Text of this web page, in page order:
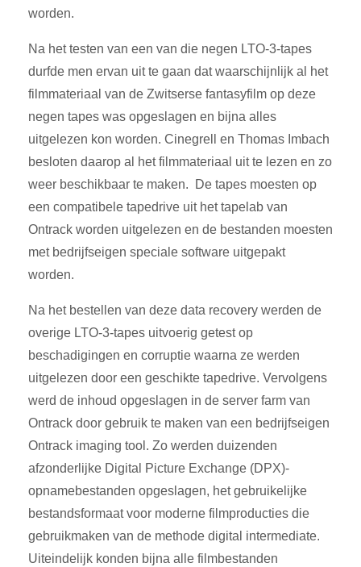
worden.
Na het testen van een van die negen LTO-3-tapes
durfde men ervan uit te gaan dat waarschijnlijk al het
filmmateriaal van de Zwitserse fantasyfilm op deze
negen tapes was opgeslagen en bijna alles
uitgelezen kon worden. Cinegrell en Thomas Imbach
besloten daarop al het filmmateriaal uit te lezen en zo
weer beschikbaar te maken. De tapes moesten op
een compatibele tapedrive uit het tapelab van
Ontrack worden uitgelezen en de bestanden moesten
met bedrijfseigen speciale software uitgepakt
worden.
Na het bestellen van deze data recovery werden de
overige LTO-3-tapes uitvoerig getest op
beschadigingen en corruptie waarna ze werden
uitgelezen door een geschikte tapedrive. Vervolgens
werd de inhoud opgeslagen in de server farm van
Ontrack door gebruik te maken van een bedrijfseigen
Ontrack imaging tool. Zo werden duizenden
afzonderlijke Digital Picture Exchange (DPX)-
opnamebestanden opgeslagen, het gebruikelijke
bestandsformaat voor moderne filmproducties die
gebruikmaken van de methode digital intermediate.
Uiteindelijk konden bijna alle filmbestanden